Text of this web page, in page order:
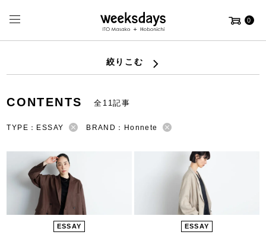
0
絞りこむ
CONTENTS 全11記事
TYPE：ESSAY BRAND：Honnete
ESSAY ESSAY